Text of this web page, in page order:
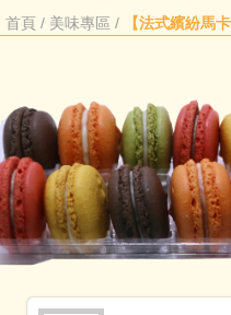
首頁 / 美味專區 / 【法式繽紛馬